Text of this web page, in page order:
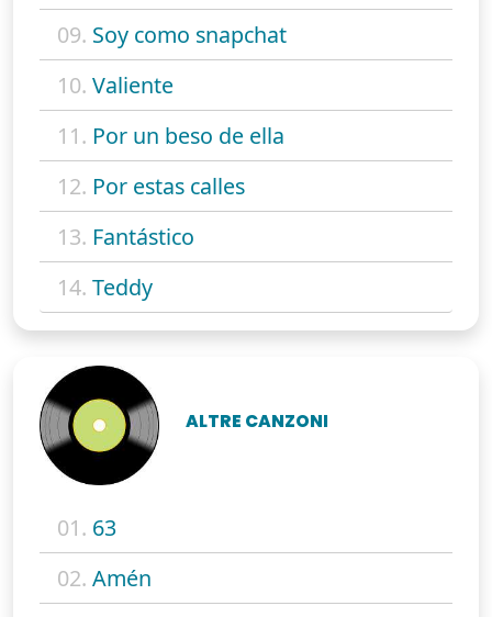
09. Soy como snapchat
10. Valiente
11. Por un beso de ella
12. Por estas calles
13. Fantástico
14. Teddy
ALTRE CANZONI
01. 63
02. Amén